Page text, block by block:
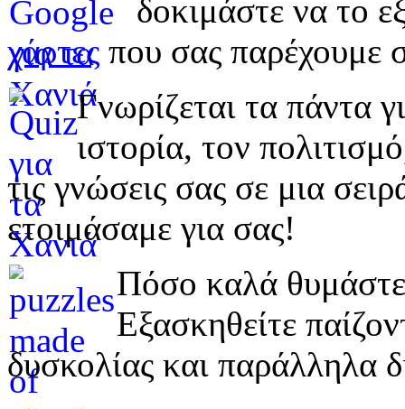
δοκιμάστε να το
χάρτες που σας παρέχουμε
Γνωρίζεται τα πάντα
ιστορία, τον
τις γνώσεις σας σε μια
ετοιμάσαμε για σας!
Πόσο καλά
Εξασκηθείτε
δυσκολίας και παράλληλα